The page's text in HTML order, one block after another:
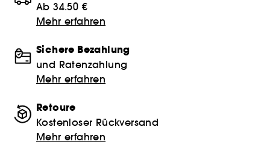
Ab 34.50 €
Mehr erfahren
Sichere Bezahlung
und Ratenzahlung
Mehr erfahren
Retoure
Kostenloser Rückversand
Mehr erfahren